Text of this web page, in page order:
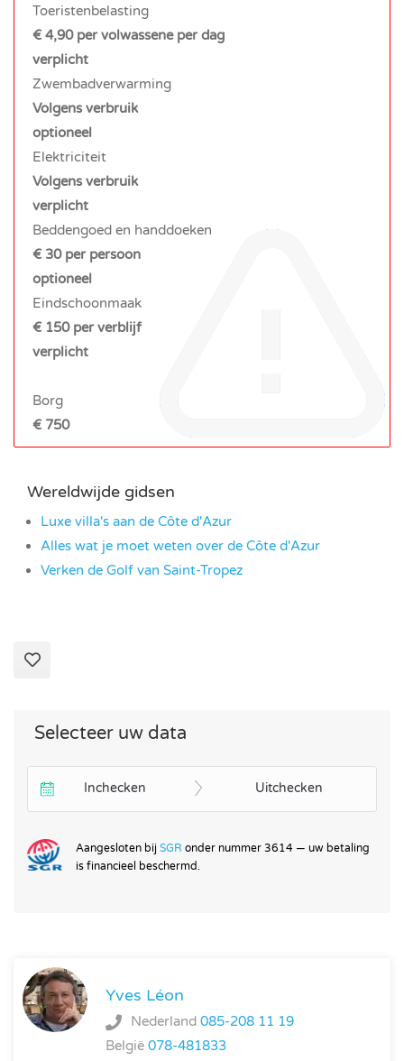
Toeristenbelasting
€ 4,90 per volwassene per dag
verplicht
Zwembadverwarming
Volgens verbruik
optioneel
Elektriciteit
Volgens verbruik
verplicht
Beddengoed en handdoeken
€ 30 per persoon
optioneel
Eindschoonmaak
€ 150 per verblijf
verplicht
Borg
€ 750
Wereldwijde gidsen
Luxe villa's aan de Côte d'Azur
Alles wat je moet weten over de Côte d'Azur
Verken de Golf van Saint-Tropez
Selecteer uw data
Inchecken Uitchecken
Aangesloten bij SGR onder nummer 3614 — uw betaling
is financieel beschermd.
Yves Léon
Nederland 085-208 11 19
België 078-481833